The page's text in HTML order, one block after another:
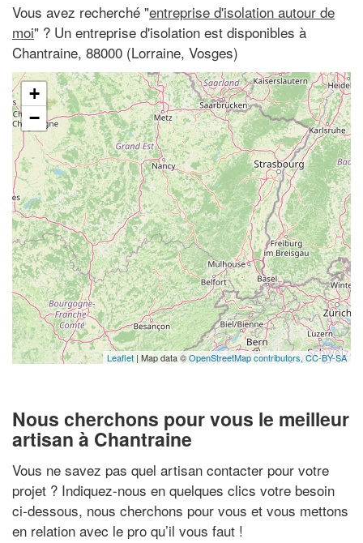
Vous avez recherché "entreprise d'isolation autour de
moi" ? Un entreprise d'isolation est disponibles à
Chantraine, 88000 (Lorraine, Vosges)
+
−
Leaflet | Map data ©OpenStreetMap contributors,CC-BY-SA
Nous cherchons pour vous le meilleur
artisan à Chantraine
Vous ne savez pas quel artisan contacter pour votre
projet ? Indiquez-nous en quelques clics votre besoin
ci-dessous, nous cherchons pour vous et vous mettons
en relation avec le pro qu’il vous faut !